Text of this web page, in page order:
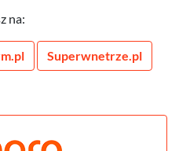
na:
Superwnetrze.pl